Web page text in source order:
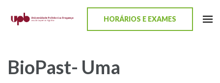
HORÁRIOS E EXAMES
BioPast- Uma